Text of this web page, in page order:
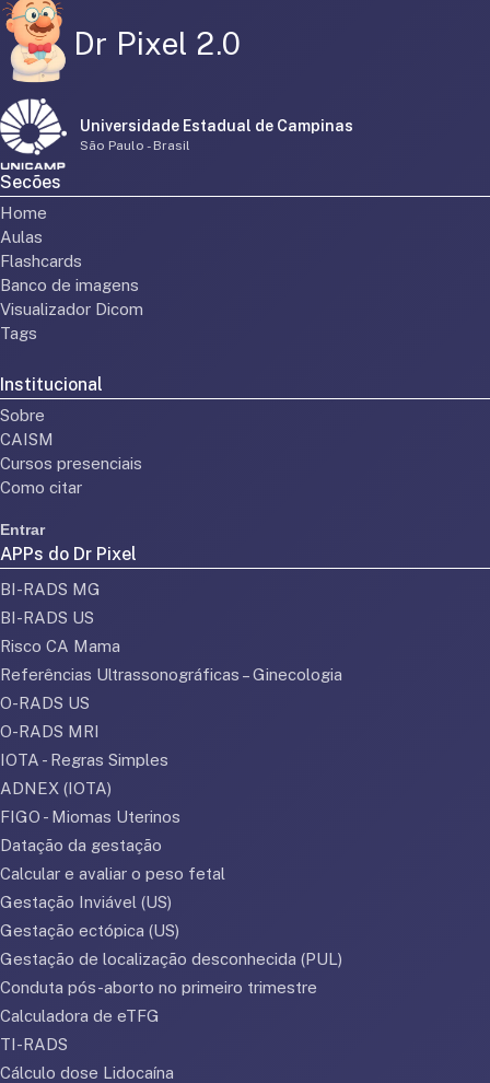
Dr Pixel 2.0
Universidade Estadual de Campinas
São Paulo - Brasil
Secões
Home
Aulas
Flashcards
Banco de imagens
Visualizador Dicom
Tags
Institucional
Sobre
CAISM
Cursos presenciais
Como citar
Entrar
APPs do Dr Pixel
BI-RADS MG
BI-RADS US
Risco CA Mama
Referências Ultrassonográficas – Ginecologia
O-RADS US
O-RADS MRI
IOTA - Regras Simples
ADNEX (IOTA)
FIGO - Miomas Uterinos
Datação da gestação
Calcular e avaliar o peso fetal
Gestação Inviável (US)
Gestação ectópica (US)
Gestação de localização desconhecida (PUL)
Conduta pós-aborto no primeiro trimestre
Calculadora de eTFG
TI-RADS
Cálculo dose Lidocaína